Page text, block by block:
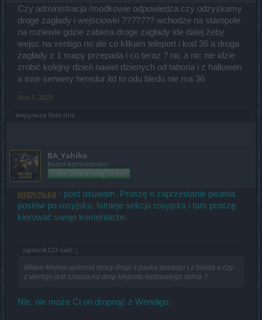
Czy administracja /modkowie odpowiedza czy odzyskamy
droge zagłady i wejsciowki ??????? wchodze na staropole
na rozlewie gdzie zabiera droge zagłady ide dalej żeby
wejsc na ventigo no ale co klikam teleport i kod 36 a droga
zagłady z 1 mapy przepada i co teraz ? nic a nic nie idzie
zrobić kolejny dzień nawet dzienych od tabona i z hallowen
a inne serwery heredur itd to odu bledu nie ma 36
Nov 5, 2023
мирулька likes this.
BA_Yahiko
Board Administrator
Team Drakensang Online
мирулька - post usuwam. Proszę o zaprzestanie pisania
postów po rosyjsku. Istnieje sekcja rosyjska i tam proszę
kierować swoje komentarze.
agrescik123 said: ↑
Witam klejnot upiornej mocy dropi z paska postepu i z bossa a czy
z ventigo jest szansa na drop klejnotu lodowatego serca ?
Nie, nie może Ci on dropnąć z Wendigo.